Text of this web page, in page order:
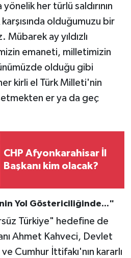
yönelik her türlü saldırının
karşısında olduğumuzu bir
Mübarek ay yıldızlı
emaneti, milletimizin
olduğu gibi
kirli el Türk Milleti'nin
er ya da geç
CHP Afyonkarahisar İl
Başkanı kim olacak?
Yol Göstericiliğinde..."
Türkiye" hedefine de
Ahmet Kahveci, Devlet
Cumhur İttifakı'nın kararlı